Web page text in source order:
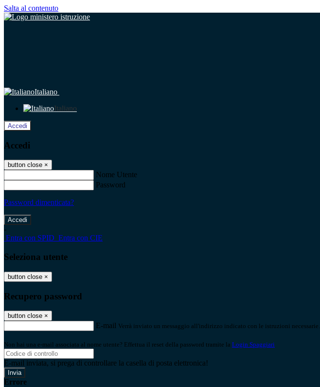
Salta al contenuto
Italiano
Italiano
Accedi
Accedi
button close ×
Nome Utente
Password
Password dimenticata?
-
Entra con SPID Entra con CIE
Seleziona utente
button close ×
Recupero password
button close ×
E-mail Verrà inviato un messaggio all'indirizzo indicato con le istruzioni necessarie.
Non hai una e-mail associata al nome utente? Effettua il reset della password tramite la Login Spaggiari
E-mail inviata, si prega di controllare la casella di posta elettronica!
Errore